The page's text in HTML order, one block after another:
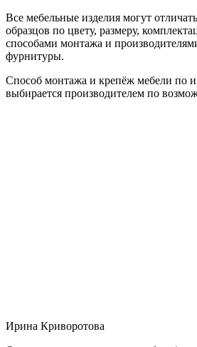
Все мебельные изделия могут
образцов по цвету, размеру,
способами монтажа и
фурнитуры.
Способ монтажа и крепёж мебели по
выбирается производителем по
Ирина Криворотова